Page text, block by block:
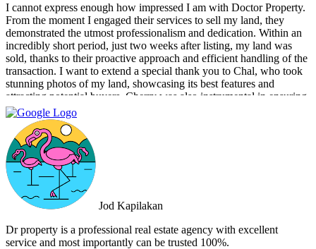
I cannot express enough how impressed I am with Doctor Property.
From the moment I engaged their services to sell my land, they
demonstrated the utmost professionalism and dedication. Within an
incredibly short period, just two weeks after listing, my land was
sold, thanks to their proactive approach and efficient handling of the
transaction. I want to extend a special thank you to Chal, who took
stunning photos of my land, showcasing its best features and
attracting potential buyers. Cherry was also instrumental in ensuring
that the deal went through smoothly, providing invaluable support
and guidance every step of the way. What sets Doctor Property Real
Estate apart is their commitment to honesty and transparency.
Throughout the entire process, I felt well-informed and confident in
their abilities. Their team's attention to detail and personalized
approach made the selling experience stress-free and enjoyable. I
highly recommend Doctor Property Real Estate to anyone looking
for a real estate agency that goes above and beyond to deliver
outstanding results. Their professionalism, expertise, and exceptional
service make them the perfect choice for all your real estate needs.
Jod Kapilakan
Dr property is a professional real estate agency with excellent
service and most importantly can be trusted 100%.